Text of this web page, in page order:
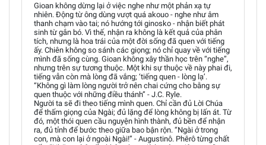
Gioan không dừng lại ở việc nghe như một phản xạ tự
nhiên. Động từ ông dùng vượt quá akouo - nghe như âm
thanh chạm vào tai; nó hướng tới ginosko - nhận biết phát
sinh từ gắn bó. Vì thế, nhận ra không là kết quả của phân
tích, nhưng là hoa trái của một đời sống đã quen với tiếng
ấy. Chiên không so sánh các giọng; nó chỉ quay về với tiếng
mình đã sống cùng. Gioan không xây thần học trên “nghe”,
nhưng trên sự tương thuộc. Một khi sự thuộc về này phai đi,
tiếng vẫn còn mà lòng đã vắng; ‘tiếng quen - lòng lạ’.
“Không gì làm lòng người trở nên chai cứng cho bằng sự
quen thuộc với những điều thánh” - J.C. Ryle.
Người ta sẽ đi theo tiếng mình quen. Chỉ cần đủ Lời Chúa
để thấm giọng của Ngài; đủ lặng để lòng không bị lấn át. Từ
đó, một thói quen cầu nguyện hình thành, đủ bền để nhận
ra, đủ tỉnh để bước theo giữa bao bận rộn. “Ngài ở trong
con, mà con lại ở ngoài Ngài!” - Augustinô. Phêrô từng chất